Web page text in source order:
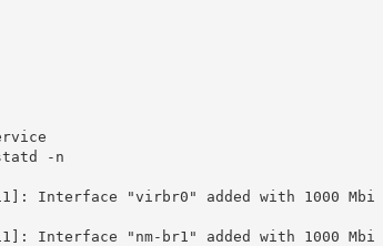
Interface "virbr0" added with 1000 Mbi
Interface "nm-br1" added with 1000 Mbi